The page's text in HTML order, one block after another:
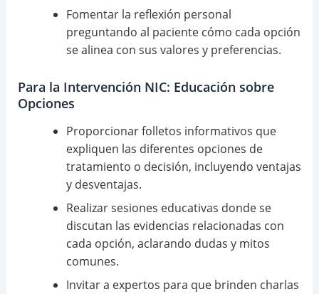
Fomentar la reflexión personal
preguntando al paciente cómo cada opción
se alinea con sus valores y preferencias.
Para la Intervención NIC: Educación sobre
Opciones
Proporcionar folletos informativos que
expliquen las diferentes opciones de
tratamiento o decisión, incluyendo ventajas
y desventajas.
Realizar sesiones educativas donde se
discutan las evidencias relacionadas con
cada opción, aclarando dudas y mitos
comunes.
Invitar a expertos para que brinden charlas